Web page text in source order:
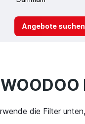
Angebote suchen
die Filter